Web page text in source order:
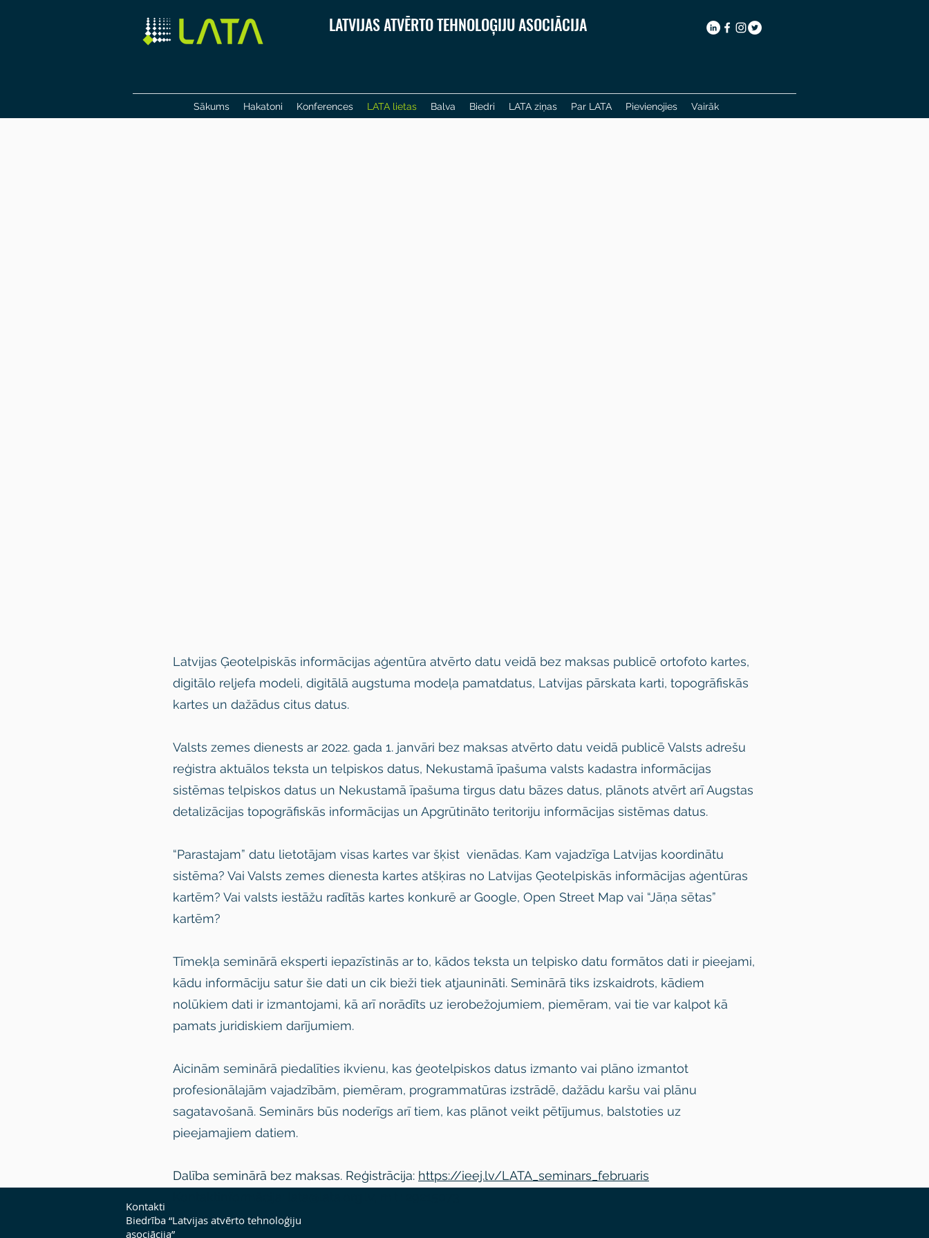
LATVIJAS ATVĒRTO TEHNOLOĢIJU ASOCIĀCIJA
Sākums Hakatoni Konferences LATA lietas Balva Biedri LATA ziņas Par LATA Pievienojies Vairāk
Latvijas Ģeotelpiskās informācijas aģentūra atvērto datu veidā bez maksas publicē ortofoto kartes,
digitālo reljefa modeli, digitālā augstuma modeļa pamatdatus, Latvijas pārskata karti, topogrāfiskās
kartes un dažādus citus datus.
Valsts zemes dienests ar 2022. gada 1. janvāri bez maksas atvērto datu veidā publicē Valsts adrešu
reģistra aktuālos teksta un telpiskos datus, Nekustamā īpašuma valsts kadastra informācijas
sistēmas telpiskos datus un Nekustamā īpašuma tirgus datu bāzes datus, plānots atvērt arī Augstas
detalizācijas topogrāfiskās informācijas un Apgrūtināto teritoriju informācijas sistēmas datus.
“Parastajam” datu lietotājam visas kartes var šķist vienādas. Kam vajadzīga Latvijas koordinātu
sistēma? Vai Valsts zemes dienesta kartes atšķiras no Latvijas Ģeotelpiskās informācijas aģentūras
kartēm? Vai valsts iestāžu radītās kartes konkurē ar Google, Open Street Map vai “Jāņa sētas”
kartēm?
Tīmekļa seminārā eksperti iepazīstinās ar to, kādos teksta un telpisko datu formātos dati ir pieejami,
kādu informāciju satur šie dati un cik bieži tiek atjaunināti. Seminārā tiks izskaidrots, kādiem
nolūkiem dati ir izmantojami, kā arī norādīts uz ierobežojumiem, piemēram, vai tie var kalpot kā
pamats juridiskiem darījumiem.
Aicinām seminārā piedalīties ikvienu, kas ģeotelpiskos datus izmanto vai plāno izmantot
profesionālajām vajadzībām, piemēram, programmatūras izstrādē, dažādu karšu vai plānu
sagatavošanā. Seminārs būs noderīgs arī tiem, kas plānot veikt pētījumus, balstoties uz
pieejamajiem datiem.
Dalība seminārā bez maksas. ​Reģistrācija: https://ieej.lv/LATA_seminars_februaris
Kontakti
Biedrība “Latvijas atvērto tehnoloģiju
asociācija”